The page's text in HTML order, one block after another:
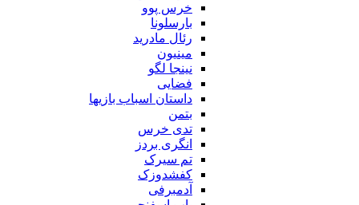
خرس پوو
بارسلونا
رئال مادرید
مینیون
نینجا لگو
فضایی
داستان اسباب بازیها
بتمن
تدی خرس
انگری بردز
تم سیرک
کفشدوزک
آدمبرفی